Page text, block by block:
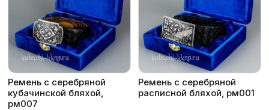
Ремень с серебряной
кубачинской бляхой,
рм007
Ремень с серебряной
расписной бляхой, рм001